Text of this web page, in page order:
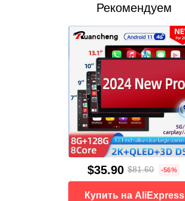
Рекомендуем
$35.90 $81.60 -56%
Купить на AliExpress